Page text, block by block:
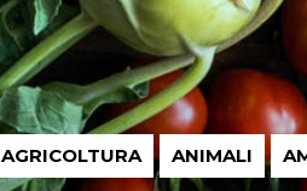
AGRICOLTURA ANIMALI